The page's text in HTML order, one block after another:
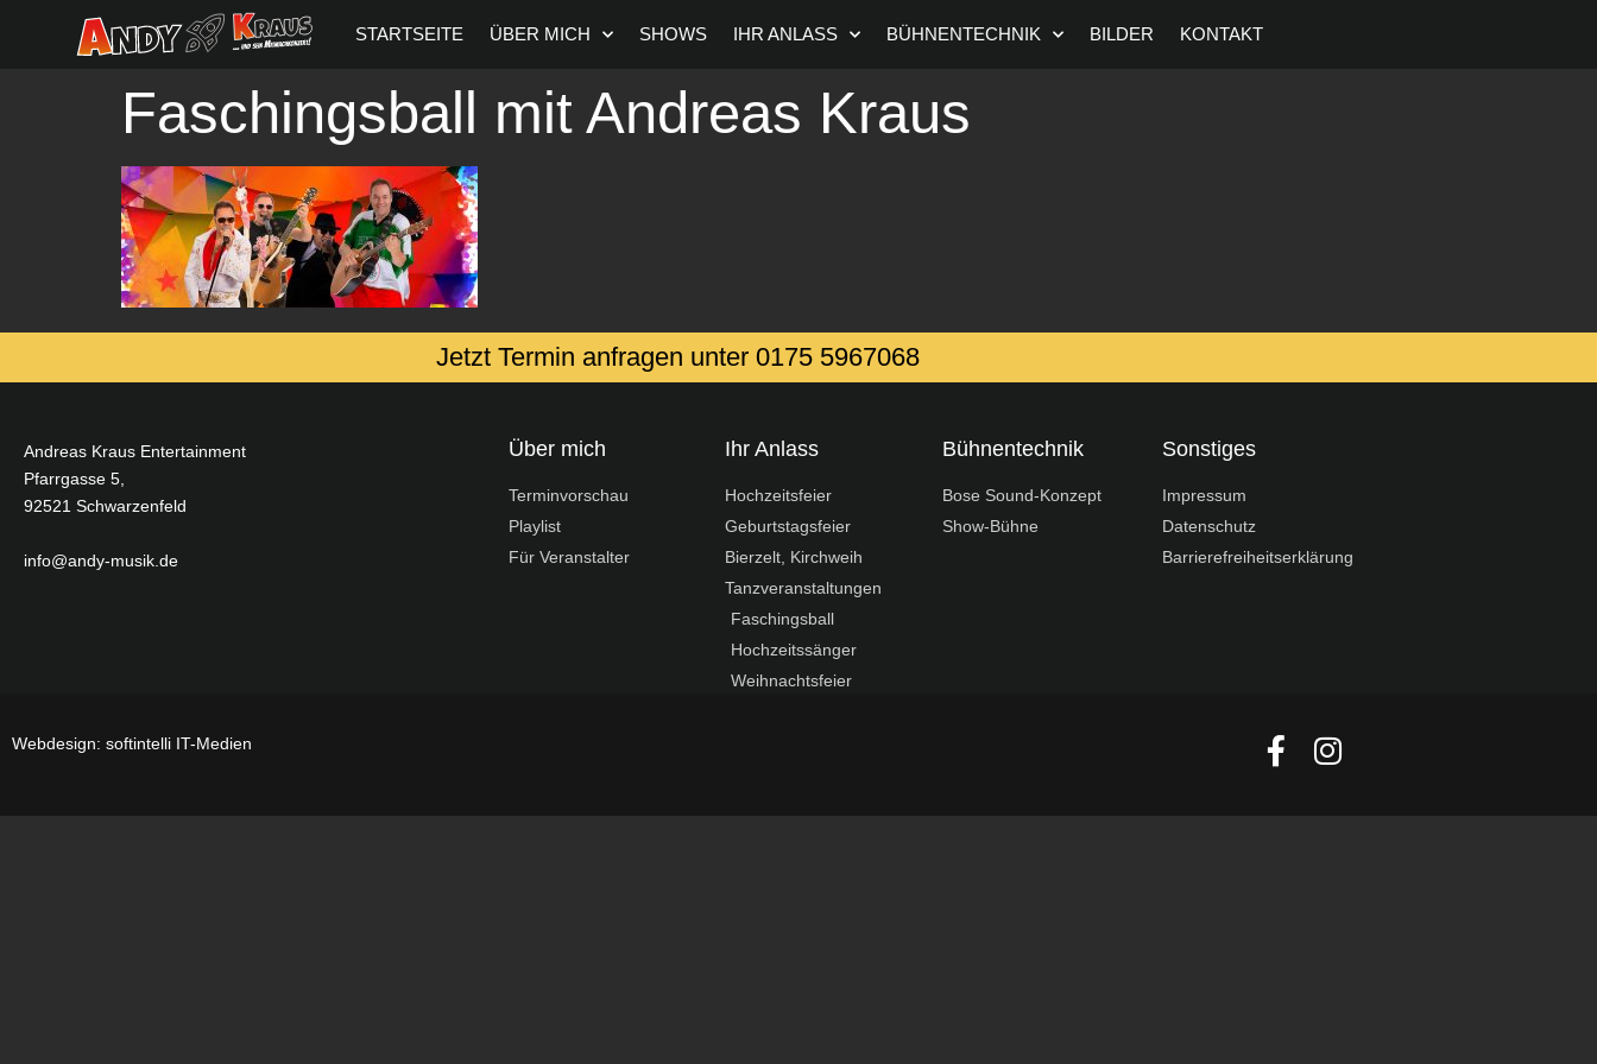
STARTSEITE ÜBER MICH SHOWS IHR ANLASS BÜHNENTECHNIK BILDER KONTAKT
Faschingsball mit Andreas Kraus
Jetzt Termin anfragen unter ‭0175 5967068‬
Andreas Kraus Entertainment
Pfarrgasse 5,
92521 Schwarzenfeld
info@andy-musik.de
Über mich
Terminvorschau
Playlist
Für Veranstalter
Ihr Anlass
Hochzeitsfeier
Geburtstagsfeier
Bierzelt, Kirchweih
Tanzveranstaltungen
Faschingsball
Hochzeitssänger
Weihnachtsfeier
Bühnentechnik
Bose Sound-Konzept
Show-Bühne
Sonstiges
Impressum
Datenschutz
Barrierefreiheitserklärung
Webdesign: softintelli IT-Medien